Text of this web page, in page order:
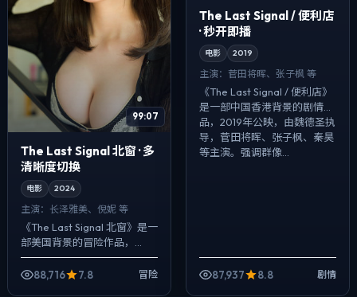
99:07
The Last Signal 北窗 · 多
清晰度切换
电影 2024
主演： 长泽雅美、倪妮 等
《The Last Signal 北窗》是一
部美国背景的冒险作品，
2024年公映，由丹尼斯·维伦
纽瓦执导，长泽雅美、倪妮、
88,716 7.8 冒险
The Last Signal / 便利店
· 秒开即播
电影 2019
主演： 菅田将晖、张子枫 等
《The Last Signal / 便利店》
是一部中国香港背景的剧情作
品，2019年公映，由魏德圣执
导，菅田将晖、张子枫、秦昊
等主演。强调群像...
87,937 8.8 剧情